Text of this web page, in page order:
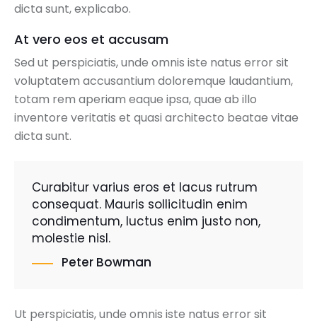
dicta sunt, explicabo.
At vero eos et accusam
Sed ut perspiciatis, unde omnis iste natus error sit
voluptatem accusantium doloremque laudantium,
totam rem aperiam eaque ipsa, quae ab illo
inventore veritatis et quasi architecto beatae vitae
dicta sunt.
Curabitur varius eros et lacus rutrum
consequat. Mauris sollicitudin enim
condimentum, luctus enim justo non,
molestie nisl.
Peter Bowman
Ut perspiciatis, unde omnis iste natus error sit